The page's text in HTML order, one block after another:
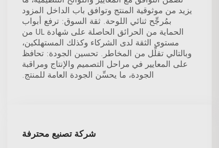
يزيد من موثوقية المنتج وتوافق باب الداخل المزود
بمُرجِّح ثنائي اللوحة. ثقة السوق: ترفع أبواب
الحماية من الحرائق الحاصلة على شهادة UL من
مستوى الثقة لدى الشركاء وكذلك المستهلكين،
وبالتالي تقلِّل من المخاطر. تحسين الجودة: تحافظ
على المعايير في مراحل التصميم والإنتاج ومراقبة
الجودة، ما يحسِّن الجودة العامة للمنتج.
شركة تصنيع محترفة